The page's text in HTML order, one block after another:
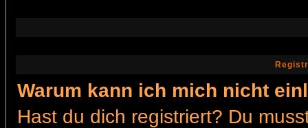
Warum kann ich mich nicht
Hast du dich registriert? Du